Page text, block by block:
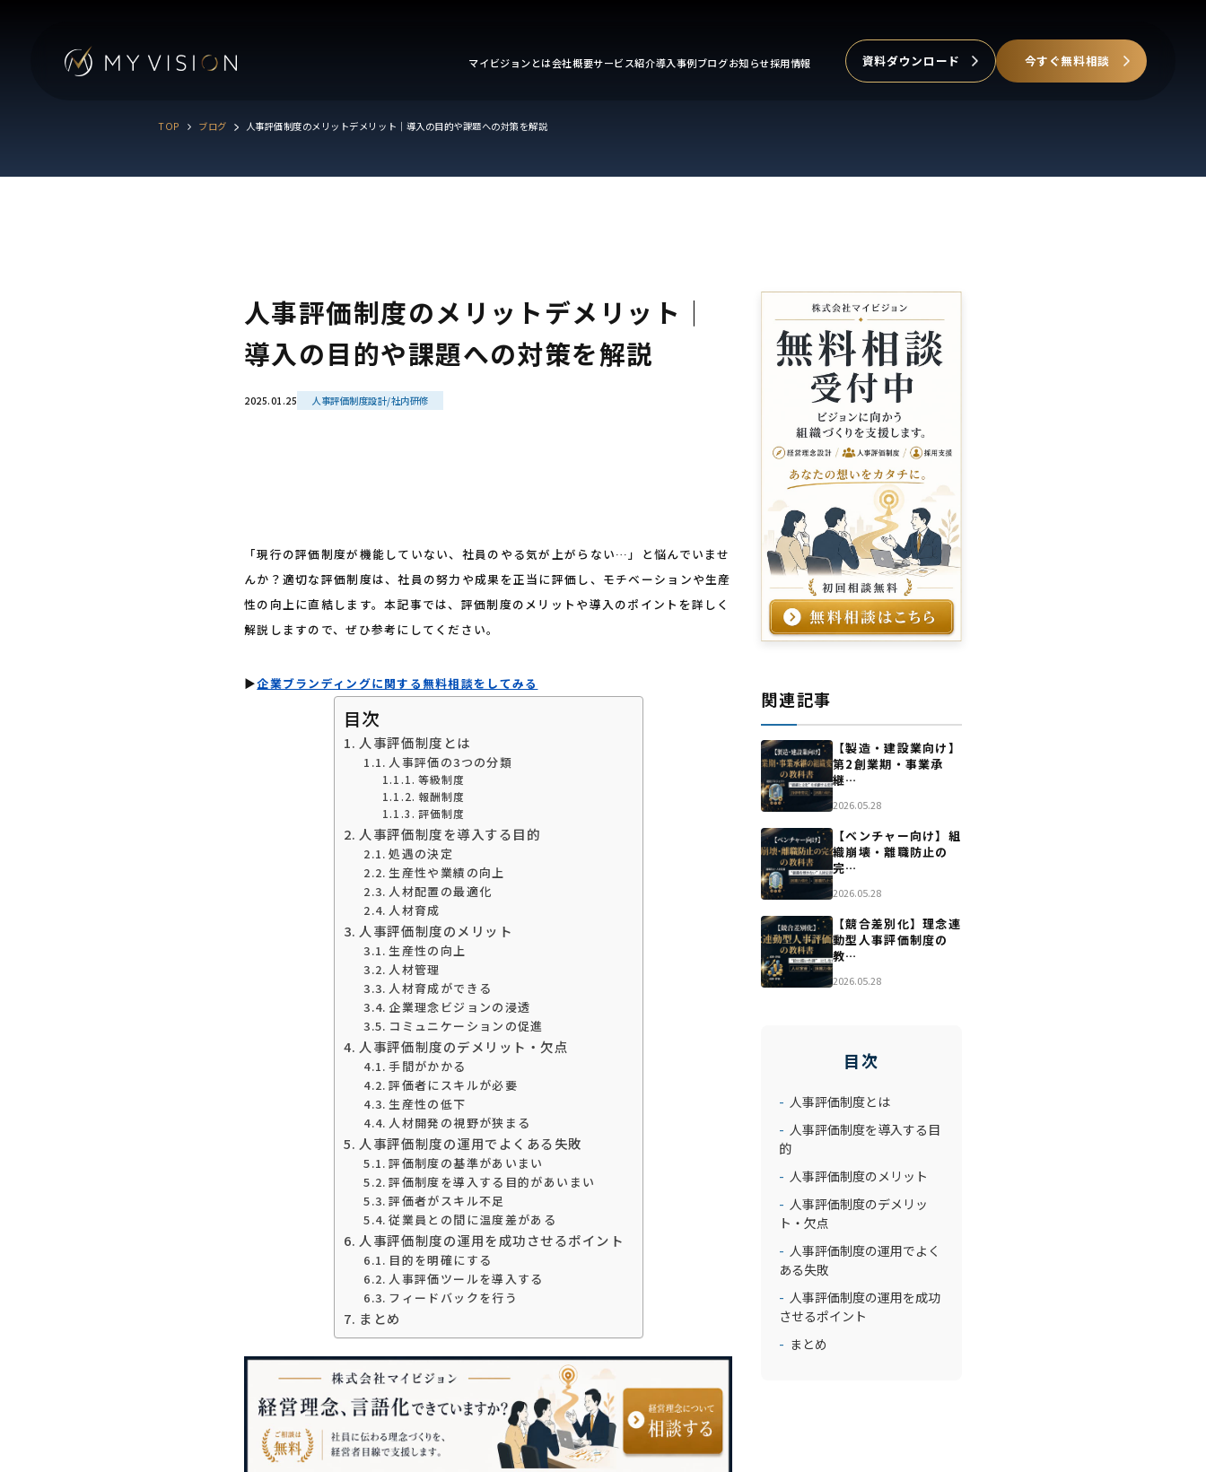
マイビジョンとは会社概要サービス紹介導入事例ブログお知らせ採用情報 資料ダウンロード 今すぐ無料相談
TOP ブログ 人事評価制度のメリットデメリット│導入の目的や課題への対策を解説
人事評価制度のメリットデメリット│
導入の目的や課題への対策を解説
2025.01.25 人事評価制度設計/社内研修
「現行の評価制度が機能していない、社員のやる気が上がらない…」と悩んでいませ
んか？適切な評価制度は、社員の努力や成果を正当に評価し、モチベーションや生産
性の向上に直結します。本記事では、評価制度のメリットや導入のポイントを詳しく
解説しますので、ぜひ参考にしてください。
▶︎企業ブランディングに関する無料相談をしてみる
目次
人事評価制度とは
人事評価の3つの分類
等級制度
報酬制度
評価制度
人事評価制度を導入する目的
処遇の決定
生産性や業績の向上
人材配置の最適化
人材育成
人事評価制度のメリット
生産性の向上
人材管理
人材育成ができる
企業理念ビジョンの浸透
コミュニケーションの促進
人事評価制度のデメリット・欠点
手間がかかる
評価者にスキルが必要
生産性の低下
人材開発の視野が狭まる
人事評価制度の運用でよくある失敗
評価制度の基準があいまい
評価制度を導入する目的があいまい
評価者がスキル不足
従業員との間に温度差がある
人事評価制度の運用を成功させるポイント
目的を明確にする
人事評価ツールを導入する
フィードバックを行う
まとめ
関連記事
【製造・建設業向け】
第2創業期・事業承
継…
2026.05.28
【ベンチャー向け】組
織崩壊・離職防止の
完…
2026.05.28
【競合差別化】理念連
動型人事評価制度の
教…
2026.05.28
目次
人事評価制度とは
人事評価制度を導入する目
的
人事評価制度のメリット
人事評価制度のデメリッ
ト・欠点
人事評価制度の運用でよく
ある失敗
人事評価制度の運用を成功
させるポイント
まとめ